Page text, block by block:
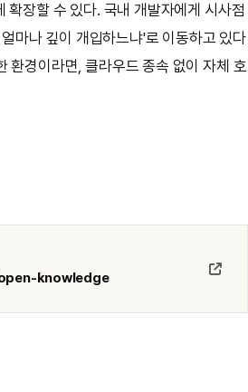
확장할 수 있다. 국내 개발자에게 시사점
마나 깊이 개입하느냐'로 이동하고 있다
환경이라면, 클라우드 종속 없이 자체 호
knowledge